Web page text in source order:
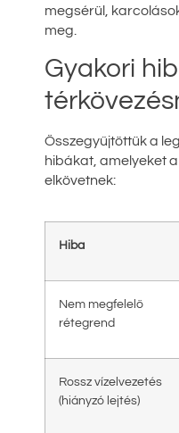
megsérül,
meg.
Gyakori
Összegyűjtöttük a
hibákat, amelyeket
elkövetnek:
Hiba
Nem megfelelő
rétegrend
Rossz vízelvezetés
(hiányzó lejtés)